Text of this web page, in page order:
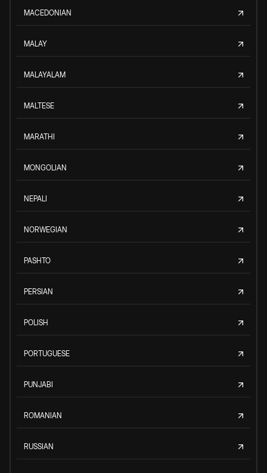
MACEDONIAN
MALAY
MALAYALAM
MALTESE
MARATHI
MONGOLIAN
NEPALI
NORWEGIAN
PASHTO
PERSIAN
POLISH
PORTUGUESE
PUNJABI
ROMANIAN
RUSSIAN